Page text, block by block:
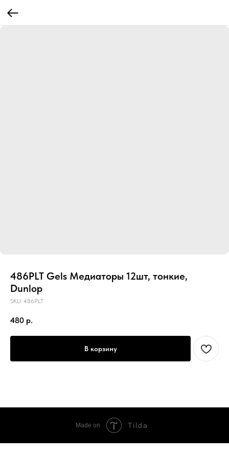
486PLT Gels Медиаторы 12шт, тонкие,
Dunlop
SKU: 486PLT
480 р.
В корзину
Made on Tilda